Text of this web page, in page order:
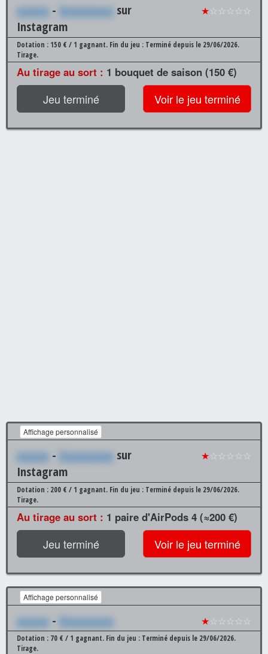
xxxxxx - Xxxxxxxxxx sur
Instagram
★☆☆☆☆☆
Dotation : 150 € / 1 gagnant. Fin du jeu : Terminé depuis le 29/06/2026.
Tirage.
Au tirage au sort : 1 bouquet de saison (150 €)
Jeu terminé Voir le jeu terminé
Affichage personnalisé
xxxxxx - Xxxxxxxxxx sur
Instagram
★☆☆☆☆☆
Dotation : 200 € / 1 gagnant. Fin du jeu : Terminé depuis le 29/06/2026.
Tirage.
Au tirage au sort : 1 paire d'AirPods 4 (≈200 €)
Jeu terminé Voir le jeu terminé
Affichage personnalisé
xxxxxx - Xxxxxxxxxx ★☆☆☆☆☆
Dotation : 70 € / 1 gagnant. Fin du jeu : Terminé depuis le 29/06/2026.
Tirage.